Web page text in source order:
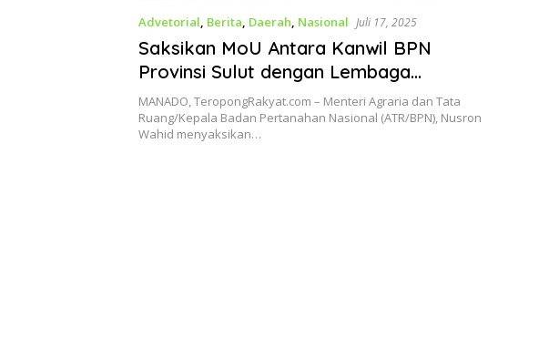
Advetorial, Berita, Daerah, Nasional Juli 17, 2025
Saksikan MoU Antara Kanwil BPN
Provinsi Sulut dengan Lembaga
Keagamaan, Menteri Nusron Tekankan
Implementasi yang Cepat dan Konkret
MANADO, TeropongRakyat.com – Menteri Agraria dan Tata
Ruang/Kepala Badan Pertanahan Nasional (ATR/BPN), Nusron
Wahid menyaksikan…